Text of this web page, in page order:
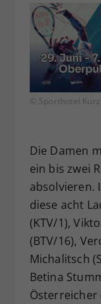
© Sporthotel Kurz
Die Damen
ein bis zwei
absolvieren.
diese acht
(KTV/1),
(BTV/16),
Michalitsch
Betina
Österreicher